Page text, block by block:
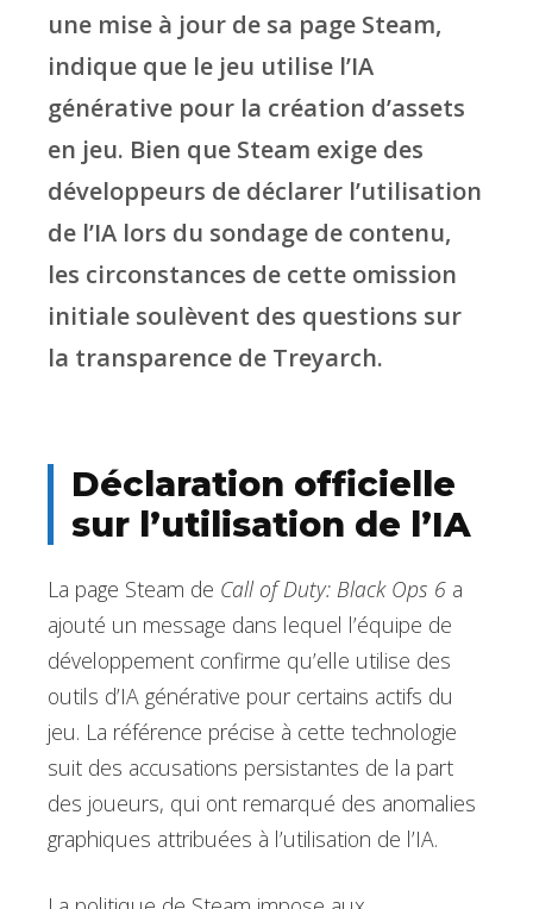
une mise à jour de sa page Steam,
indique que le jeu utilise l’IA
générative pour la création d’assets
en jeu. Bien que Steam exige des
développeurs de déclarer l’utilisation
de l’IA lors du sondage de contenu,
les circonstances de cette omission
initiale soulèvent des questions sur
la transparence de Treyarch.
Déclaration officielle
sur l’utilisation de l’IA
La page Steam de Call of Duty: Black Ops 6 a
ajouté un message dans lequel l’équipe de
développement confirme qu’elle utilise des
outils d’IA générative pour certains actifs du
jeu. La référence précise à cette technologie
suit des accusations persistantes de la part
des joueurs, qui ont remarqué des anomalies
graphiques attribuées à l’utilisation de l’IA.